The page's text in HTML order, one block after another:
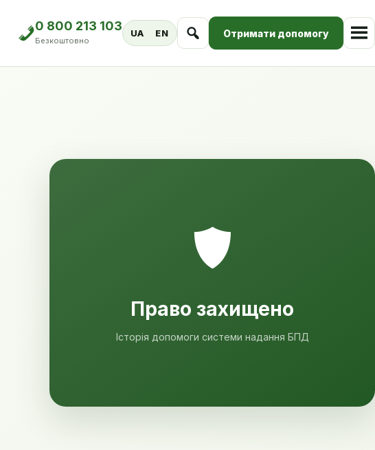
0 800 213 103
Безкоштовно
UA EN Отримати допомогу
Право захищено
Історія допомоги системи надання БПД